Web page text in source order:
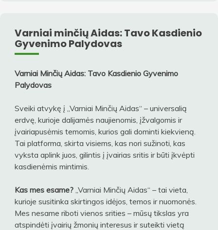
Varniai minčių Aidas: Tavo Kasdienio
Gyvenimo Palydovas
Varniai Minčių Aidas: Tavo Kasdienio Gyvenimo
Palydovas
Sveiki atvykę į „Varniai Minčių Aidas“ – universalią
erdvę, kurioje dalijamės naujienomis, įžvalgomis ir
įvairiapusėmis temomis, kurios gali dominti kiekvieną.
Tai platforma, skirta visiems, kas nori sužinoti, kas
vyksta aplink juos, gilintis į įvairias sritis ir būti įkvėpti
kasdienėmis mintimis.
Kas mes esame? „Varniai Minčių Aidas“ – tai vieta,
kurioje susitinka skirtingos idėjos, temos ir nuomonės.
Mes nesame riboti vienos srities – mūsų tikslas yra
atspindėti įvairių žmonių interesus ir suteikti vietą